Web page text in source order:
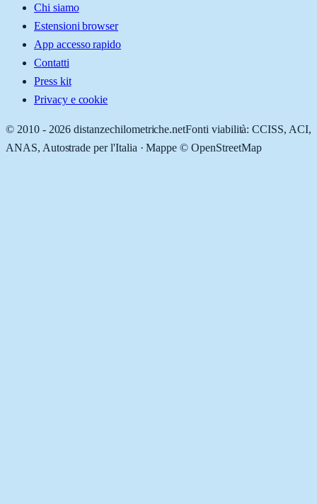
Chi siamo
Estensioni browser
App accesso rapido
Contatti
Press kit
Privacy e cookie
© 2010 - 2026 distanzechilometriche.netFonti viabilità: CCISS, ACI,
ANAS, Autostrade per l'Italia · Mappe © OpenStreetMap